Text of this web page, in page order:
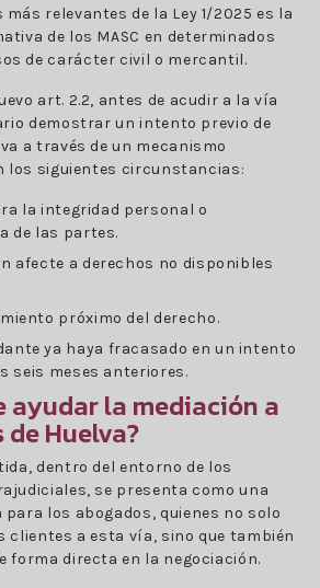
relevantes de la Ley 1/2025 es la
de los MASC en determinados
de carácter civil o mercantil.
art. 2.2, antes de acudir a la vía
demostrar un intento previo de
a través de un mecanismo
los siguientes circunstancias:
la integridad personal o
de las partes.
afecte a derechos no disponibles
próximo del derecho.
ya haya fracasado en un intento
seis meses anteriores.
ayudar la mediación a
Huelva?
dentro del entorno de los
se presenta como una
los abogados, quienes no solo
clientes a esta vía, sino que también
forma directa en la negociación.